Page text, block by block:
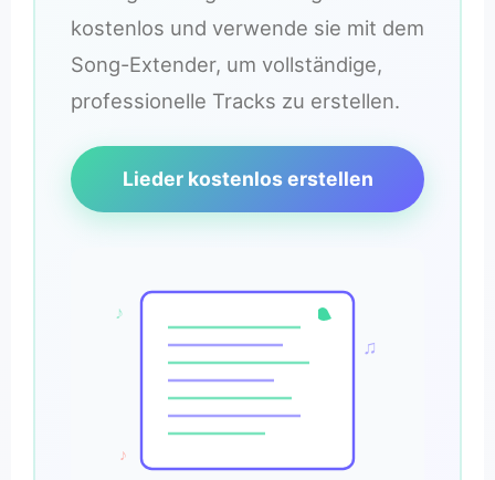
kostenlos und verwende sie mit dem
Song-Extender, um vollständige,
professionelle Tracks zu erstellen.
Lieder kostenlos erstellen
♪
♫
♪